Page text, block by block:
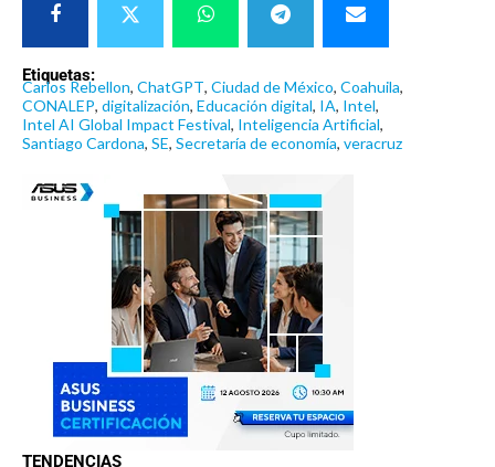
Etiquetas:
Carlos Rebellon, ChatGPT, Ciudad de México, Coahuila,
CONALEP, digitalización, Educación digital, IA, Intel,
Intel AI Global Impact Festival, Inteligencia Artificial,
Santiago Cardona, SE, Secretaría de economía, veracruz
TENDENCIAS